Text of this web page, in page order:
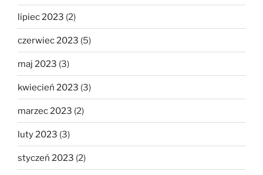
lipiec 2023 (2)
czerwiec 2023 (5)
maj 2023 (3)
kwiecień 2023 (3)
marzec 2023 (2)
luty 2023 (3)
styczeń 2023 (2)